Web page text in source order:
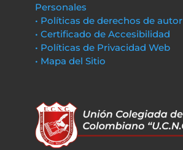
Personales
• Políticas de derechos de autor
• Certificado de Accesibilidad
• Políticas de Privacidad Web
• Mapa del Sitio